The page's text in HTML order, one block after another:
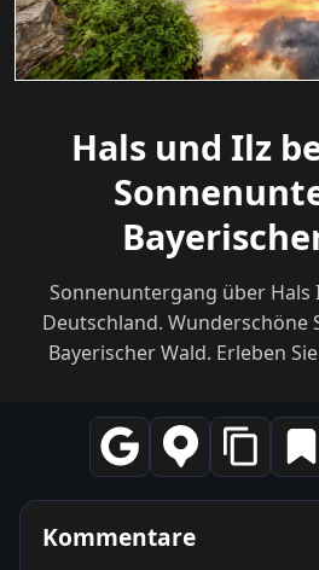
Hals und Ilz
Sonnenuntergang über Hals
Deutschland. Wunderschöne
Bayerischer
Kommentare